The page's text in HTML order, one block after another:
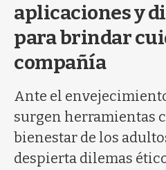
aplicaciones y
para brindar
compañía
Ante el
surgen herramientas
bienestar de los
despierta dilemas